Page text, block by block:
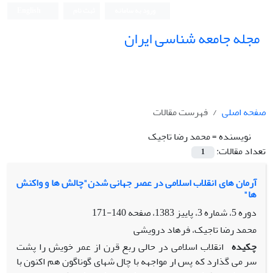
مجله جامعه شناسی ایران
صفحه اصلی
فهرست مقالات
نویسنده =محمد رضا تاجیک
تعداد مقالات:
1
آرمان های انقلاب اسلامی در عصر جهانی شدن"چالش ها و واکنش
ها"
دوره 5، شماره 3، پاییز 1383، صفحه
140-171
محمد رضا تاجیک، فرهاد درویشی
چکیده انقلاب اسلامی در حالی ربع قرن از عمر خویش را پشت
سر می گذارد که پس ار مواجهه با چال شهای گوناگون هم اکنون با